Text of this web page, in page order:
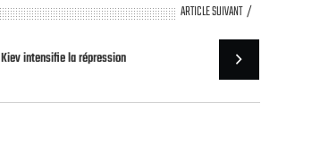
ARTICLE SUIVANT
Kiev intensifie la répression